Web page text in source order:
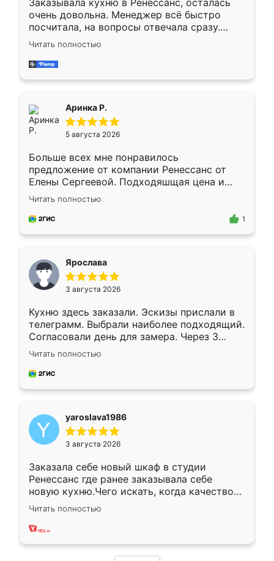
Заказывала кухню в Ренессанс, осталась
очень довольна. Менеджер всё быстро
посчитала, на вопросы отвечала сразу.
Замерщик приехал в субботу, подошёл к
делу со всей ответственностью. Собрали
за день, ребята работали аккуратно, даже
Читать полностью
Аринка Р.
5 августа 2026
Больше всех мне понравилось
предложение от компании Ренессанс от
Елены Сергеевой. Подходяшщая цена и
короткие сроки изготовления. Приехавший
для замера сотрудник Владислав
предложил по моему эскизу самый
Читать полностью
1
Ярослава
3 августа 2026
Кухню здесь заказали. Эскизы прислали в
телеграмм. Выбрали наиболее подходящий.
Согласовали день для замера. Через 3
недели кухня была уже готова. Остались
довольны работой. Спасибо Ренессанс
мебель за качественную работу!
Читать полностью
yaroslava1986
3 августа 2026
Заказала себе новый шкаф в студии
Ренессанс где ранее заказывала себе
новую кухню.Чего искать, когда качеством
вполне довольна. Служит кухня уже почти
два года, нареканий нет.
Читать полностью